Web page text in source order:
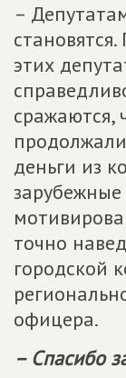
–
этих
сражаются,
деньги из
точно
городской
офицера.
– Спасибо